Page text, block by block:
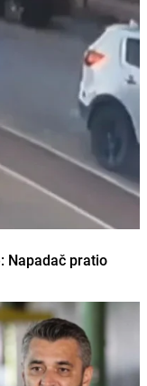
Napadač pratio